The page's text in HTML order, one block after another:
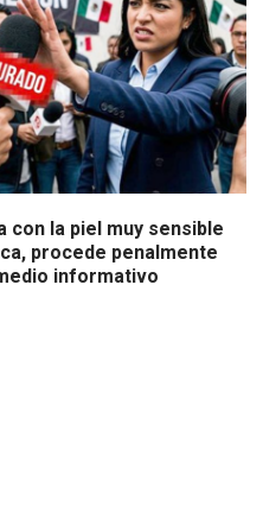
con la piel muy sensible
procede penalmente
informativo